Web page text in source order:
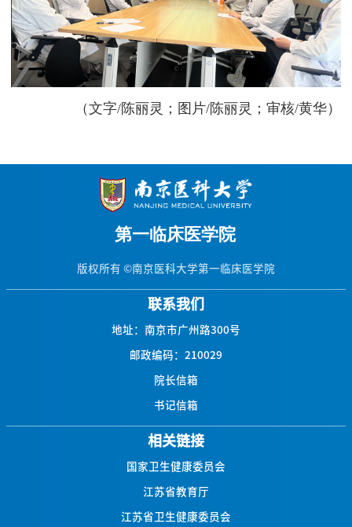
（文字/陈丽灵；图片/陈丽灵；审核/黄华）
版权所有 ©南京医科大学第一临床医学院
联系我们
地址：南京市广州路300号
邮政编码：210029
院长信箱
书记信箱
相关链接
国家卫生健康委员会
江苏省教育厅
江苏省卫生健康委员会